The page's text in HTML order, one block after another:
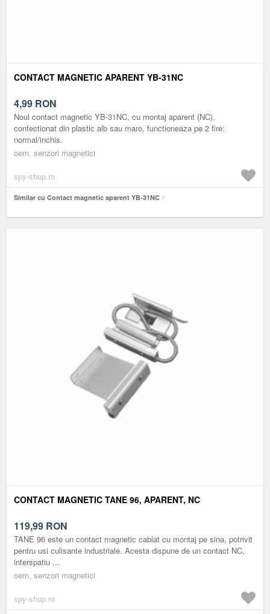
CONTACT MAGNETIC APARENT YB-31NC
4,99 RON
Noul contact magnetic YB-31NC, cu montaj aparent (NC),
confectionat din plastic alb sau maro, functioneaza pe 2 fire:
normal/inchis.
oem, senzori magnetici
spy-shop.ro
Similar cu Contact magnetic aparent YB-31NC
CONTACT MAGNETIC TANE 96, APARENT, NC
119,99 RON
TANE 96 este un contact magnetic cablat cu montaj pe sina, potrivit
pentru usi culisante industriale. Acesta dispune de un contact NC,
interspatiu ...
oem, senzori magnetici
spy-shop.ro